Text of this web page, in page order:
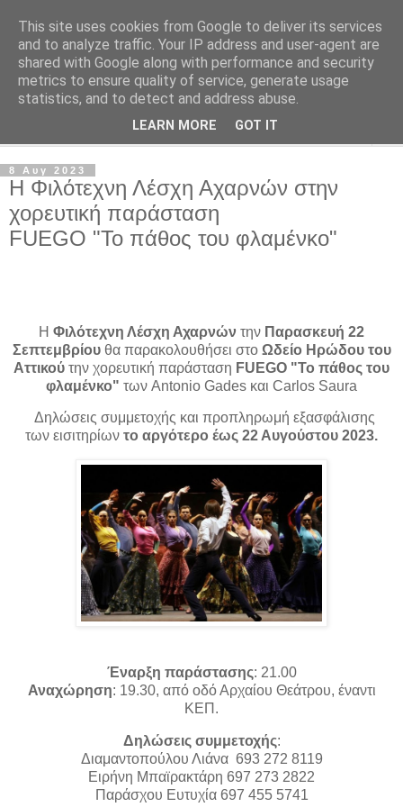
Φιλότεχνη Λέσχη Αχαρνών
Για την τέχνη και τον Πολιτισμό
8 Αυγ 2023
Η Φιλότεχνη Λέσχη Αχαρνών στην
χορευτική παράσταση
FUEGO "Το πάθος του φλαμένκο"
Η Φιλότεχνη Λέσχη Αχαρνών την Παρασκευή 22
Σεπτεμβρίουθα παρακολουθήσει στο Ωδείο Ηρώδου του
Αττικού την χορευτική παράσταση FUEGO "Το πάθος του
φλαμένκο" των Antonio Gades και Carlos Saura
Δηλώσεις συμμετοχής και προπληρωμή εξασφάλισης
των εισιτηρίων το αργότερο έως 22 Αυγούστου 2023.
Έναρξη παράστασης: 21.00
Αναχώρηση: 19.30, από οδό Αρχαίου Θεάτρου, έναντι
ΚΕΠ.
Δηλώσεις συμμετοχής:
Διαμαντοπούλου Λιάνα 693 272 8119
Ειρήνη Μπαϊρακτάρη 697 273 2822
Παράσχου Ευτυχία 697 455 5741
This site uses cookies from Google to deliver its services
and to analyze traffic. Your IP address and user-agent are
shared with Google along with performance and security
metrics to ensure quality of service, generate usage
statistics, and to detect and address abuse.
LEARN MORE GOT IT